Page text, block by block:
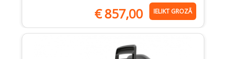
€857,00 IELIKT GROZĀ